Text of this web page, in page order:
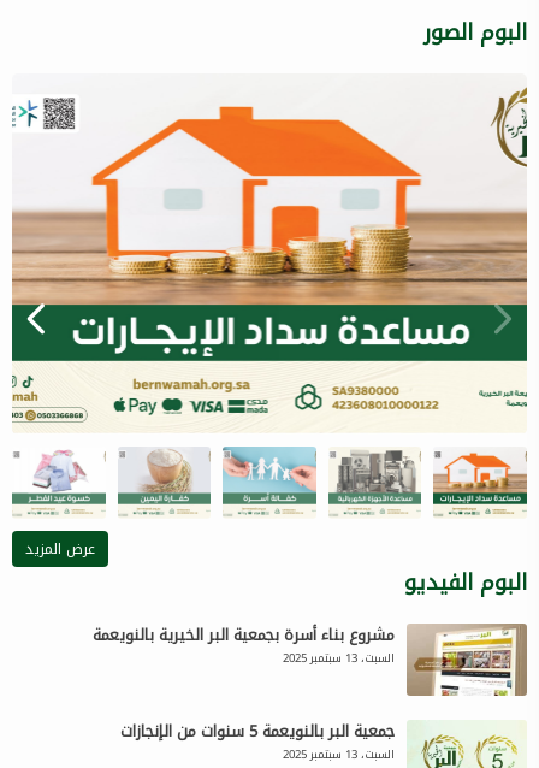
البوم الصور
عرض المزيد
البوم الفيديو
مشروع بناء أسرة بجمعية البر الخيرية بالنويعمة
السبت، 13 سبتمبر 2025
جمعية البر بالنويعمة 5 سنوات من الإنجازات
السبت، 13 سبتمبر 2025